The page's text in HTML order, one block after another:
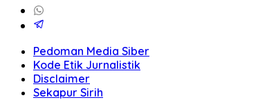
Pedoman Media Siber
Kode Etik Jurnalistik
Disclaimer
Sekapur Sirih